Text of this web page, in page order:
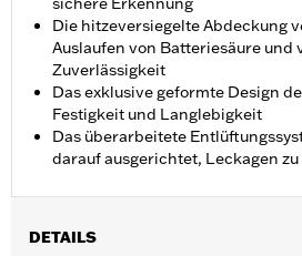
Die hitzeversiegelte Abdeckung
Auslaufen von Batteriesäure und
Zuverlässigkeit
Das exklusive geformte Design
Festigkeit und Langlebigkeit
Das überarbeitete
darauf ausgerichtet, Leckagen
DETAILS